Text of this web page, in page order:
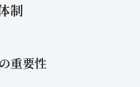
制
重要性